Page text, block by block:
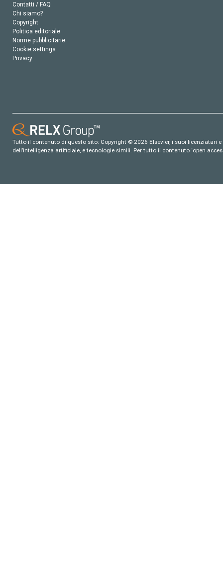
Contatti / FAQ
Chi siamo?
Copyright
Politica editoriale
Norme pubblicitarie
Cookie settings
Privacy
Tutto il contenuto di questo sito: Copyright © 2026 Elsevier, i suoi
dell’intelligenza artificiale, e tecnologie simili. Per tutto il contenuto ‘open